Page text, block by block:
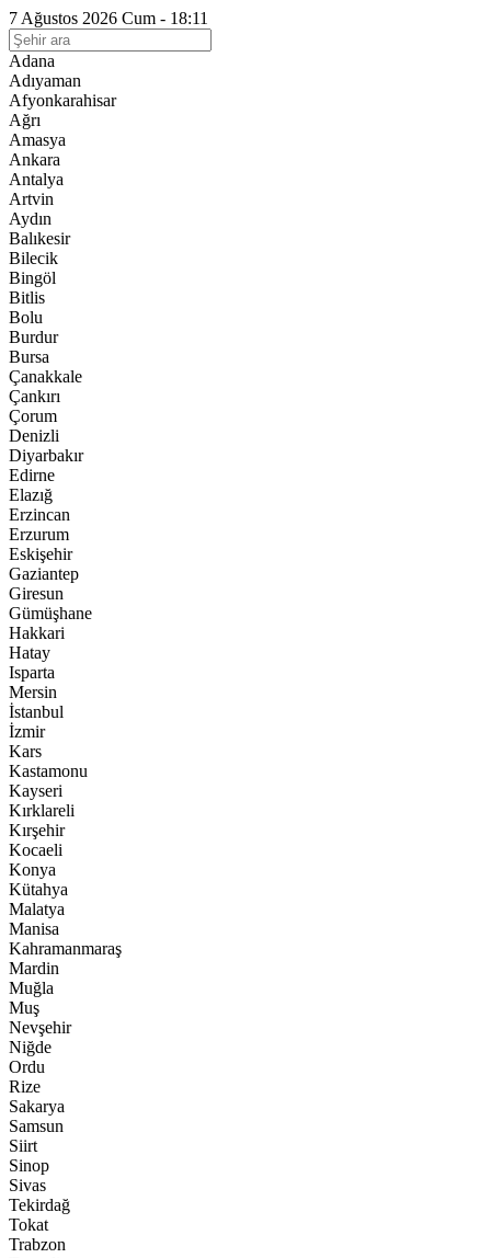
7 Ağustos 2026 Cum - 18:11
Adana
Adıyaman
Afyonkarahisar
Ağrı
Amasya
Ankara
Antalya
Artvin
Aydın
Balıkesir
Bilecik
Bingöl
Bitlis
Bolu
Burdur
Bursa
Çanakkale
Çankırı
Çorum
Denizli
Diyarbakır
Edirne
Elazığ
Erzincan
Erzurum
Eskişehir
Gaziantep
Giresun
Gümüşhane
Hakkari
Hatay
Isparta
Mersin
İstanbul
İzmir
Kars
Kastamonu
Kayseri
Kırklareli
Kırşehir
Kocaeli
Konya
Kütahya
Malatya
Manisa
Kahramanmaraş
Mardin
Muğla
Muş
Nevşehir
Niğde
Ordu
Rize
Sakarya
Samsun
Siirt
Sinop
Sivas
Tekirdağ
Tokat
Trabzon